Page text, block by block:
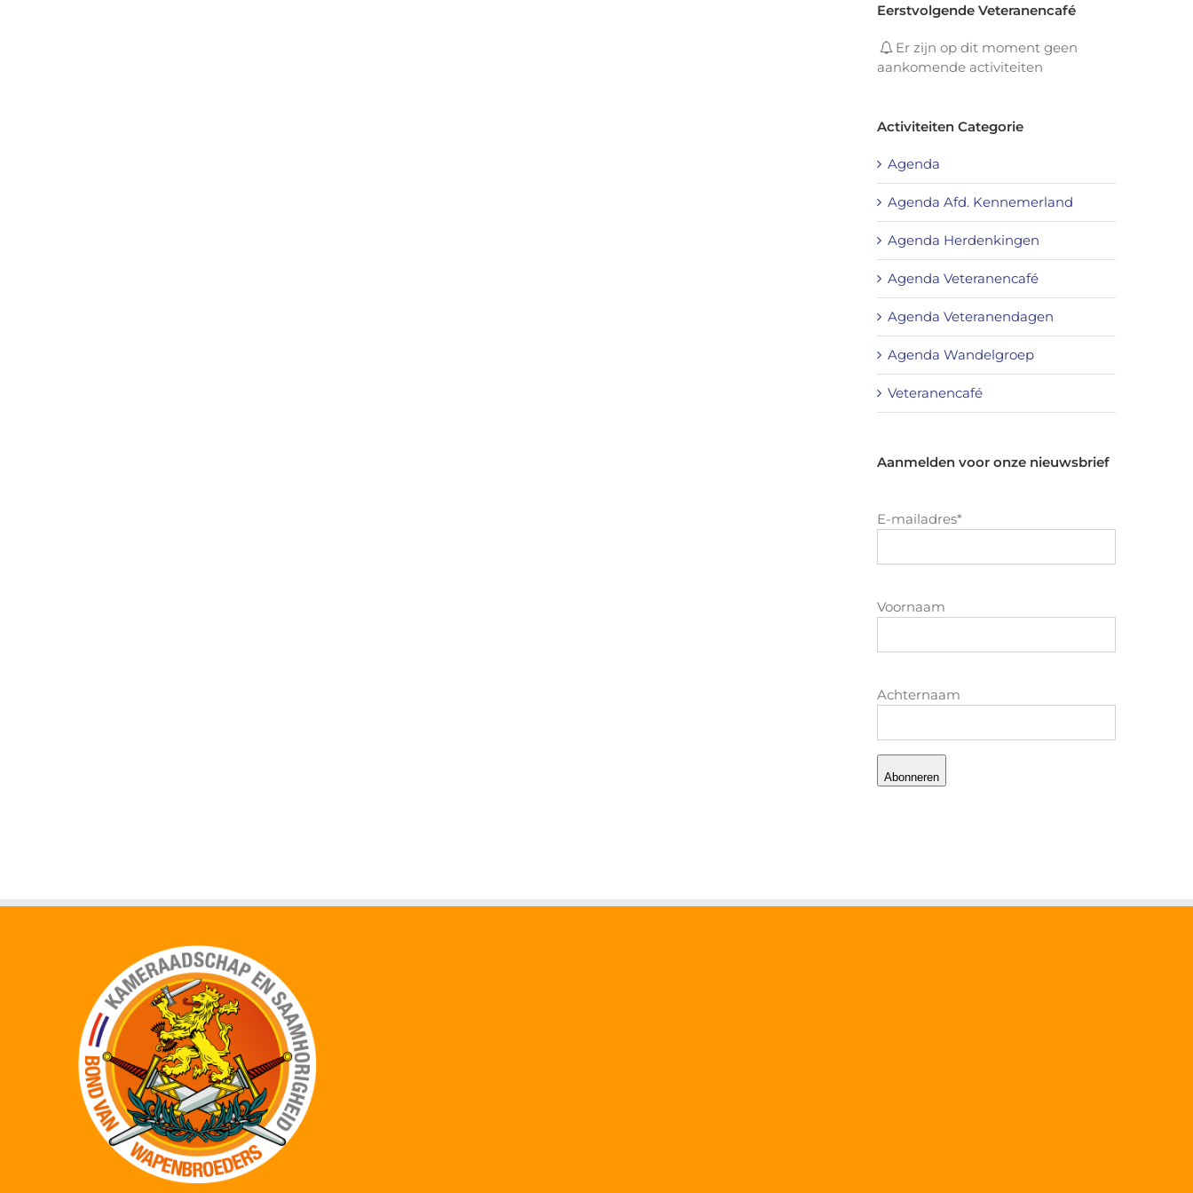
Eerstvolgende Veteranencafé
Er zijn op dit moment geen
aankomende activiteiten
Activiteiten Categorie
Agenda
Agenda Afd. Kennemerland
Agenda Herdenkingen
Agenda Veteranencafé
Agenda Veteranendagen
Agenda Wandelgroep
Veteranencafé
Aanmelden voor onze nieuwsbrief
E-mailadres*
Voornaam
Achternaam
Abonneren